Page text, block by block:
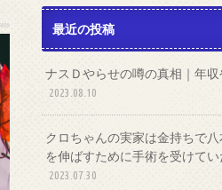
最近の投稿
ナスＤやらせの噂の真相｜年
2023.08.10
クロちゃんの実家は金持ちで
を伸ばすために手術を受けてい
2023.07.30